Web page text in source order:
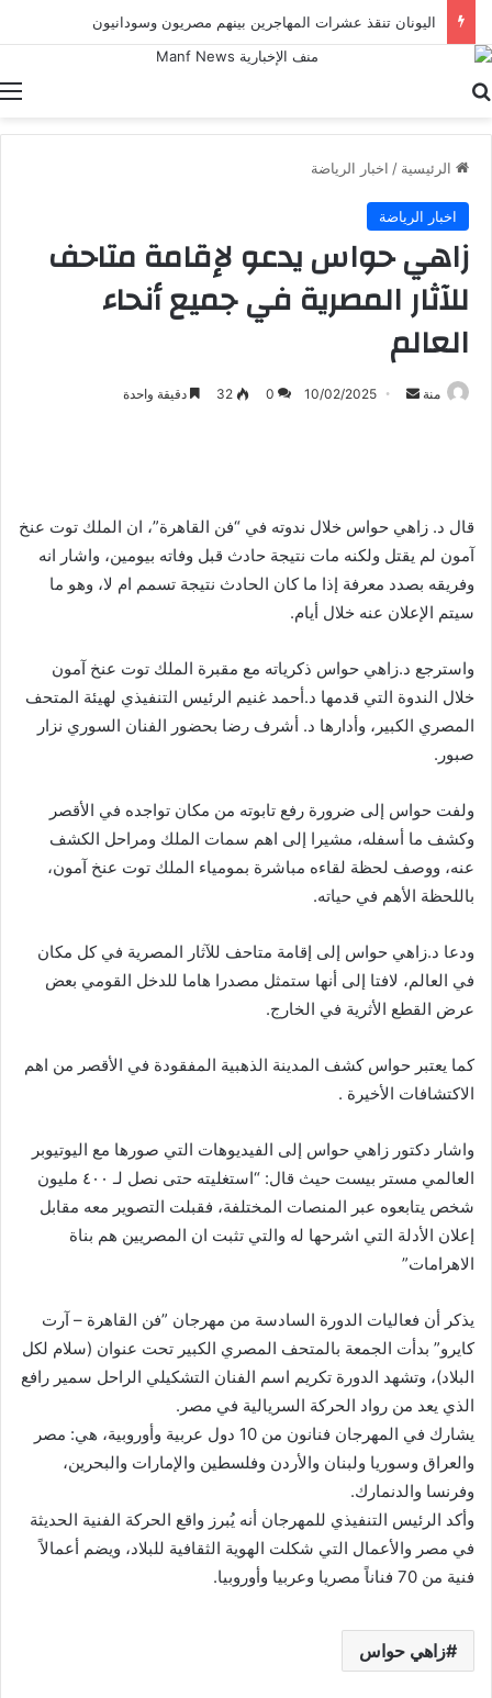
اليونان تنقذ عشرات المهاجرين بينهم مصريون وسودانيون
الرئيسية / اخبار الرياضة
اخبار الرياضة
زاهي حواس يدعو لإقامة متاحف
للآثار المصرية في جميع أنحاء
العالم
منة
أرسل 10/02/2025
0
32 دقيقة واحدة
قال د. زاهي حواس خلال ندوته في “فن القاهرة”، ان الملك توت عنخ
آمون لم يقتل ولكنه مات نتيجة حادث قبل وفاته بيومين، واشار انه
وفريقه بصدد معرفة إذا ما كان الحادث نتيجة تسمم ام لا، وهو ما
سيتم الإعلان عنه خلال أيام.
واسترجع د.زاهي حواس ذكرياته مع مقبرة الملك توت عنخ آمون
خلال الندوة التي قدمها د.أحمد غنيم الرئيس التنفيذي لهيئة المتحف
المصري الكبير، وأدارها د. أشرف رضا بحضور الفنان السوري نزار
صبور.
ولفت حواس إلى ضرورة رفع تابوته من مكان تواجده في الأقصر
وكشف ما أسفله، مشيرا إلى اهم سمات الملك ومراحل الكشف
عنه، ووصف لحظة لقاءه مباشرة بمومياء الملك توت عنخ آمون،
باللحظة الأهم في حياته.
ودعا د.زاهي حواس إلى إقامة متاحف للآثار المصرية في كل مكان
في العالم، لافتا إلى أنها ستمثل مصدرا هاما للدخل القومي بعض
عرض القطع الأثرية في الخارج.
كما يعتبر حواس كشف المدينة الذهبية المفقودة في الأقصر من اهم
الاكتشافات الأخيرة .
واشار دكتور زاهي حواس إلى الفيديوهات التي صورها مع اليوتيوبر
العالمي مستر بيست حيث قال: “استغليته حتى نصل لـ ٤٠٠ مليون
شخص يتابعوه عبر المنصات المختلفة، فقبلت التصوير معه مقابل
إعلان الأدلة التي اشرحها له والتي تثبت ان المصريين هم بناة
الاهرامات”
‎يذكر أن فعاليات الدورة السادسة من مهرجان ”فن القاهرة – آرت
كايرو” بدأت الجمعة بالمتحف المصري الكبير تحت عنوان (سلام لكل
البلاد)، وتشهد الدورة تكريم اسم الفنان التشكيلي الراحل سمير رافع
الذي يعد من رواد الحركة السريالية في مصر.
‎يشارك في المهرجان فنانون من 10 دول عربية وأوروبية، هي: مصر
والعراق وسوريا ولبنان والأردن وفلسطين والإمارات والبحرين،
وفرنسا والدنمارك.
‎وأكد الرئيس التنفيذي للمهرجان أنه يُبرز واقع الحركة الفنية الحديثة
في مصر والأعمال التي شكلت الهوية الثقافية للبلاد، ويضم أعمالاً
فنية من 70 فناناً مصريا وعربيا وأوروبيا.
زاهي حواس